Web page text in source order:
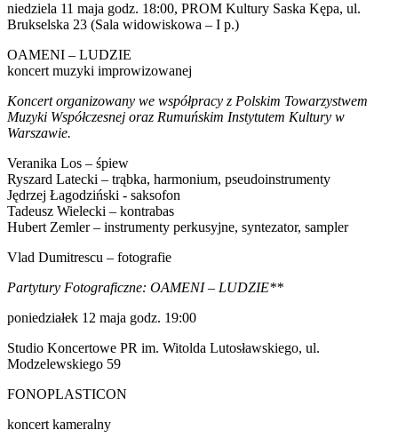
niedziela 11 maja godz. 18:00, PROM Kultury Saska Kępa, ul.
Brukselska 23 (Sala widowiskowa – I p.)
OAMENI – LUDZIE
koncert muzyki improwizowanej
Koncert organizowany we współpracy z Polskim Towarzystwem
Muzyki Współczesnej oraz Rumuńskim Instytutem Kultury w
Warszawie.
Veranika Los – śpiew
Ryszard Latecki – trąbka, harmonium, pseudoinstrumenty
Jędrzej Łagodziński - saksofon
Tadeusz Wielecki – kontrabas
Hubert Zemler – instrumenty perkusyjne, syntezator, sampler
Vlad Dumitrescu – fotografie
Partytury Fotograficzne: OAMENI – LUDZIE**
poniedziałek 12 maja godz. 19:00
Studio Koncertowe PR im. Witolda Lutosławskiego, ul.
Modzelewskiego 59
FONOPLASTICON
koncert kameralny